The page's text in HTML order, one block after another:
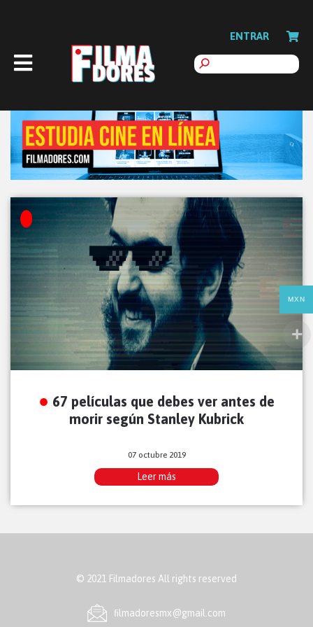
ENTRAR
67 películas que debes ver antes de
morir según Stanley Kubrick
07 octubre 2019
Leer más
© 2021 Filmadores All rights reserved
ﬁlmadoresmx@gmail.com
MXN